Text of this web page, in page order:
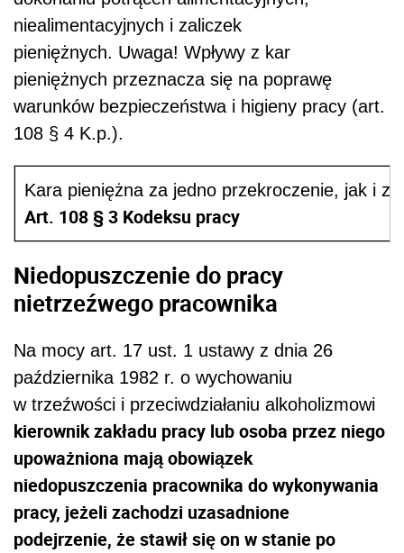
niealimentacyjnych i zaliczek
pieniężnych. Uwaga! Wpływy z kar
pieniężnych przeznacza się na poprawę
warunków bezpieczeństwa i higieny pracy (art.
108 § 4 K.p.).
Kara pieniężna za jedno przekroczenie, jak i
Art. 108 § 3 Kodeksu pracy
Niedopuszczenie do pracy
nietrzeźwego pracownika
Na mocy art. 17 ust. 1 ustawy z dnia 26
października 1982 r. o wychowaniu
w trzeźwości i przeciwdziałaniu alkoholizmowi
kierownik zakładu pracy lub osoba przez niego
upoważniona mają obowiązek
niedopuszczenia pracownika do wykonywania
pracy, jeżeli zachodzi uzasadnione
podejrzenie, że stawił się on w stanie po